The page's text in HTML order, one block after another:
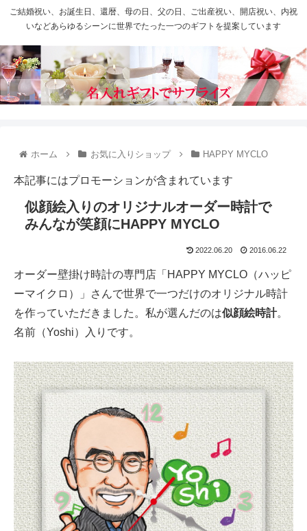
ご結婚祝い、お誕生日、還暦、母の日、父の日、ご出産祝い、開店祝い、内祝
いなどあらゆるシーンに世界でたった一つのギフトを提案しています
ホーム お気に入りショップ HAPPY MYCLO
本記事にはプロモーションが含まれています
似顔絵入りのオリジナルオーダー時計で
みんなが笑顔にHAPPY MYCLO
2022.06.20 2016.06.22
オーダー壁掛け時計の専門店「HAPPY MYCLO（ハッピ
ーマイクロ）」さんで世界で一つだけのオリジナル時計
を作っていただきました。私が選んだのは似顔絵時計。
名前（Yoshi）入りです。